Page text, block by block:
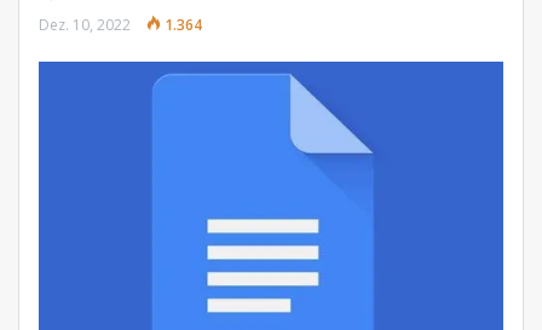
Dez. 10, 2022 1.364